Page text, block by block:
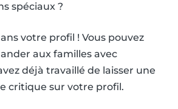
spéciaux ?
votre profil ! Vous pouvez
aux familles avec
déjà travaillé de laisser une
critique sur votre profil.